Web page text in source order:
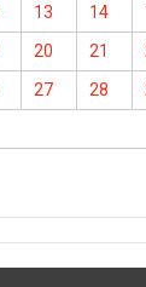
13 14
20 21
27 28